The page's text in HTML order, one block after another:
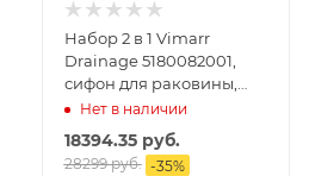
Набор 2 в 1 Vimarr
Drainage 5180082001,
сифон для раковины,
донный клапан,
матовый белый
Нет в наличии
18394.35руб.
28299руб. -35%